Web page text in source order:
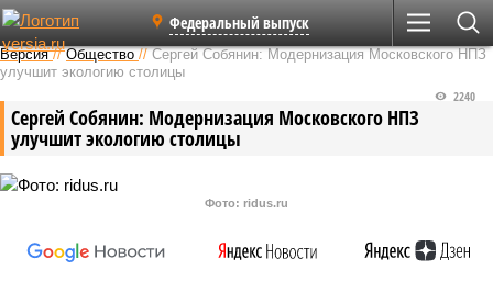
Федеральный выпуск
Версия //Общество //Сергей Собянин: Модернизация Московского НПЗ
улучшит экологию столицы
Сергей Собянин: Модернизация Московского НПЗ
улучшит экологию столицы
2240
Фото: ridus.ru